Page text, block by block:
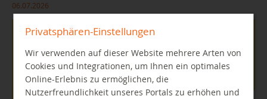
06.07.2026
Privatsphären-Einstellungen
Wir verwenden auf dieser Website mehrere Arten von
Cookies und Integrationen, um Ihnen ein optimales
Online-Erlebnis zu ermöglichen, die
Nutzerfreundlichkeit unseres Portals zu erhöhen und